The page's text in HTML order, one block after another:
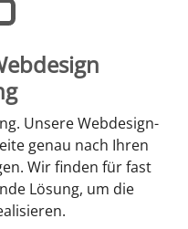
Unsere Webdesign-
genau nach Ihren
Wir finden für fast
Lösung, um die